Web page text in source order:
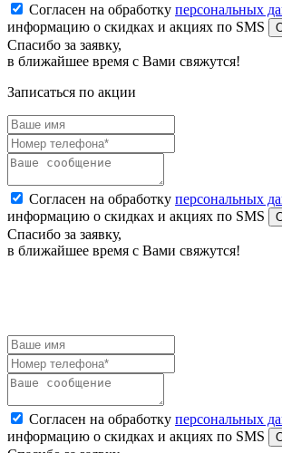
Согласен на обработку персональных
информацию о скидках и акциях по SMS
Спасибо за заявку,
в ближайшее время с Вами свяжутся!
Записаться по акции
Согласен на обработку персональных
информацию о скидках и акциях по SMS
Спасибо за заявку,
в ближайшее время с Вами свяжутся!
Согласен на обработку персональных
информацию о скидках и акциях по SMS